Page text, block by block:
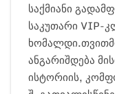
საქმიანი
საკუთარი VIP-
ანგარიშდება
ისტორიის,